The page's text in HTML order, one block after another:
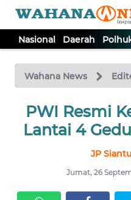
Nasional Daerah
Wahana News
PWI Resmi
Lantai 4
JP
Jumat, 26
TV
Tutup
NASIONAL